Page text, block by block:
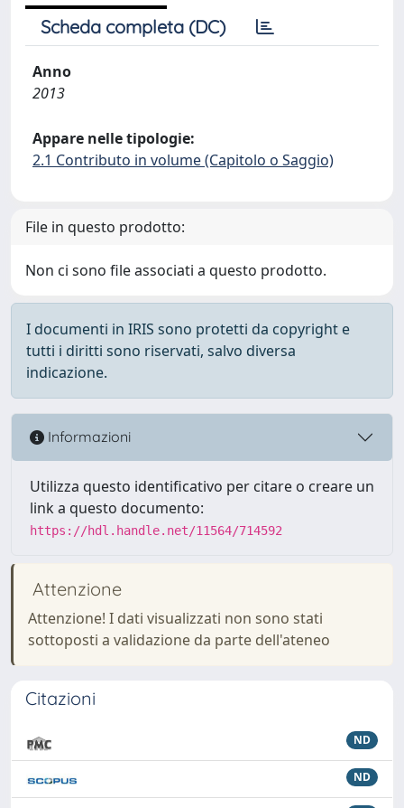
Scheda completa (DC)
Anno
2013
Appare nelle tipologie:
2.1 Contributo in volume (Capitolo o Saggio)
File in questo prodotto:
Non ci sono file associati a questo prodotto.
I documenti in IRIS sono protetti da copyright e
tutti i diritti sono riservati, salvo diversa
indicazione.
Informazioni
Utilizza questo identificativo per citare o creare un
link a questo documento:
https://hdl.handle.net/11564/714592
Attenzione
Attenzione! I dati visualizzati non sono stati
sottoposti a validazione da parte dell'ateneo
Citazioni
ND
ND